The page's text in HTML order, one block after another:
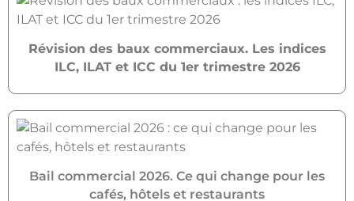
Révision des baux commerciaux. Les indices
ILC, ILAT et ICC du 1er trimestre 2026
Bail commercial 2026. Ce qui change pour les
cafés, hôtels et restaurants